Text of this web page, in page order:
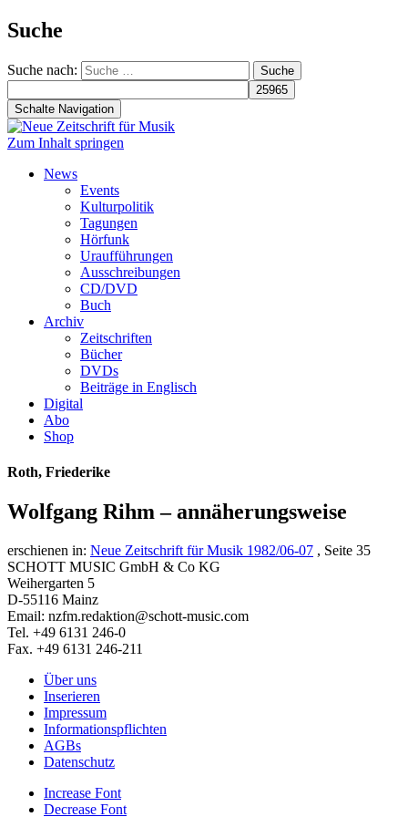
Suche
Suche nach:
Schalte Navigation
Zum Inhalt springen
News
Events
Kulturpolitik
Tagungen
Hörfunk
Uraufführungen
Ausschreibungen
CD/DVD
Buch
Archiv
Zeitschriften
Bücher
DVDs
Beiträge in Englisch
Digital
Abo
Shop
Roth, Friederike
Wolfgang Rihm – annäherungsweise
erschienen in: Neue Zeitschrift für Musik 1982/06-07 , Seite 35
SCHOTT MUSIC GmbH & Co KG
Weihergarten 5
D-55116 Mainz
Email: nzfm.redaktion@schott-music.com
Tel. +49 6131 246-0
Fax. +49 6131 246-211
Über uns
Inserieren
Impressum
Informationspflichten
AGBs
Datenschutz
Increase Font
Decrease Font